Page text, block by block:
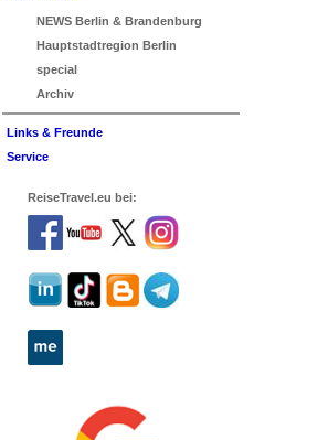
NEWS Berlin & Brandenburg
Hauptstadtregion Berlin
special
Archiv
Links & Freunde
Service
ReiseTravel.eu bei: